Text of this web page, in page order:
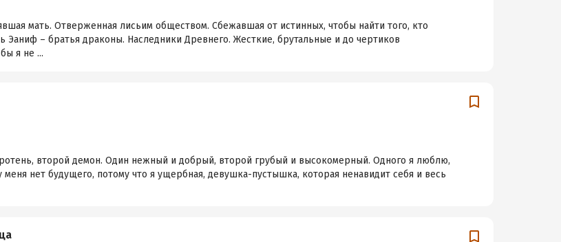
мать. Отверженная лисьим обществом. Сбежавшая от истинных, чтобы найти того, кто
Эаниф – братья драконы. Наследники Древнего. Жесткие, брутальные и до чертиков
я не ...
второй демон. Один нежный и добрый, второй грубый и высокомерный. Одного я люблю,
нет будущего, потому что я ущербная, девушка-пустышка, которая ненавидит себя и весь